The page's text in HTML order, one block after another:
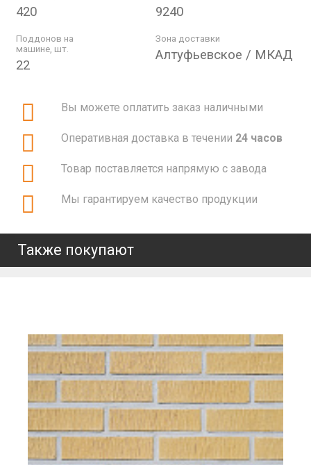
420 9240
Поддонов на
машине, шт.
22
Зона доставки
Алтуфьевское / МКАД
Вы можете оплатить заказ наличными
Оперативная доставка в течении 24 часов
Товар поставляется напрямую с завода
Мы гарантируем качество продукции
Также покупают